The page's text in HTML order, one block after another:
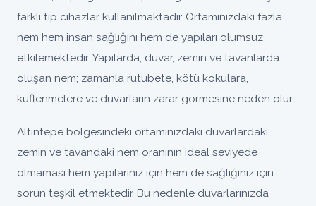
farklı tip cihazlar kullanılmaktadır. Ortamınızdaki fazla
nem hem insan sağlığını hem de yapıları olumsuz
etkilemektedir. Yapılarda; duvar, zemin ve tavanlarda
oluşan nem; zamanla rutubete, kötü kokulara,
küflenmelere ve duvarların zarar görmesine neden olur.
Altintepe bölgesindeki ortamınızdaki duvarlardaki,
zemin ve tavandaki nem oranının ideal seviyede
olmaması hem yapılarınız için hem de sağlığınız için
sorun teşkil etmektedir. Bu nedenle duvarlarınızda